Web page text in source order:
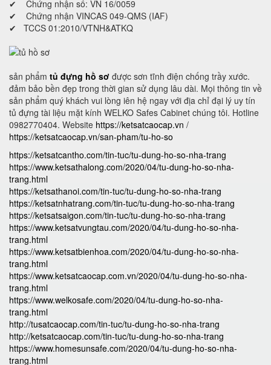
✔ Chứng nhận số: VN 16/0059
✔ Chứng nhận VINCAS 049-QMS (IAF)
✔ TCCS 01:2010/VTNH&ATKQ
sản phẩm tủ đựng hồ sơ được sơn tĩnh điện chống trầy xước.
đảm bảo bền đẹp trong thời gian sử dụng lâu dài. Mọi thông tin về
sản phẩm quý khách vui lòng iên hệ ngay với địa chỉ đại lý uy tín
tủ đựng tài liệu mặt kính WELKO Safes Cabinet chúng tôi. Hotline
0982770404. Website https://ketsatcaocap.vn /
https://ketsatcaocap.vn/san-pham/tu-ho-so
https://ketsatcantho.com/tin-tuc/tu-dung-ho-so-nha-trang
https://www.ketsathalong.com/2020/04/tu-dung-ho-so-nha-
trang.html
https://ketsathanoi.com/tin-tuc/tu-dung-ho-so-nha-trang
https://ketsatnhatrang.com/tin-tuc/tu-dung-ho-so-nha-trang
https://ketsatsaigon.com/tin-tuc/tu-dung-ho-so-nha-trang
https://www.ketsatvungtau.com/2020/04/tu-dung-ho-so-nha-
trang.html
https://www.ketsatbienhoa.com/2020/04/tu-dung-ho-so-nha-
trang.html
https://www.ketsatcaocap.com.vn/2020/04/tu-dung-ho-so-nha-
trang.html
https://www.welkosafe.com/2020/04/tu-dung-ho-so-nha-
trang.html
http://tusatcaocap.com/tin-tuc/tu-dung-ho-so-nha-trang
http://ketsatcaocap.com/tin-tuc/tu-dung-ho-so-nha-trang
https://www.homesunsafe.com/2020/04/tu-dung-ho-so-nha-
trang.html